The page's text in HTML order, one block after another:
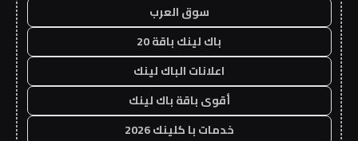
سوق العرب
باك لينك باقة 20
اعلانات الباك لينك
أقوى باقة باك لينك
خدمات با كلينك 2026